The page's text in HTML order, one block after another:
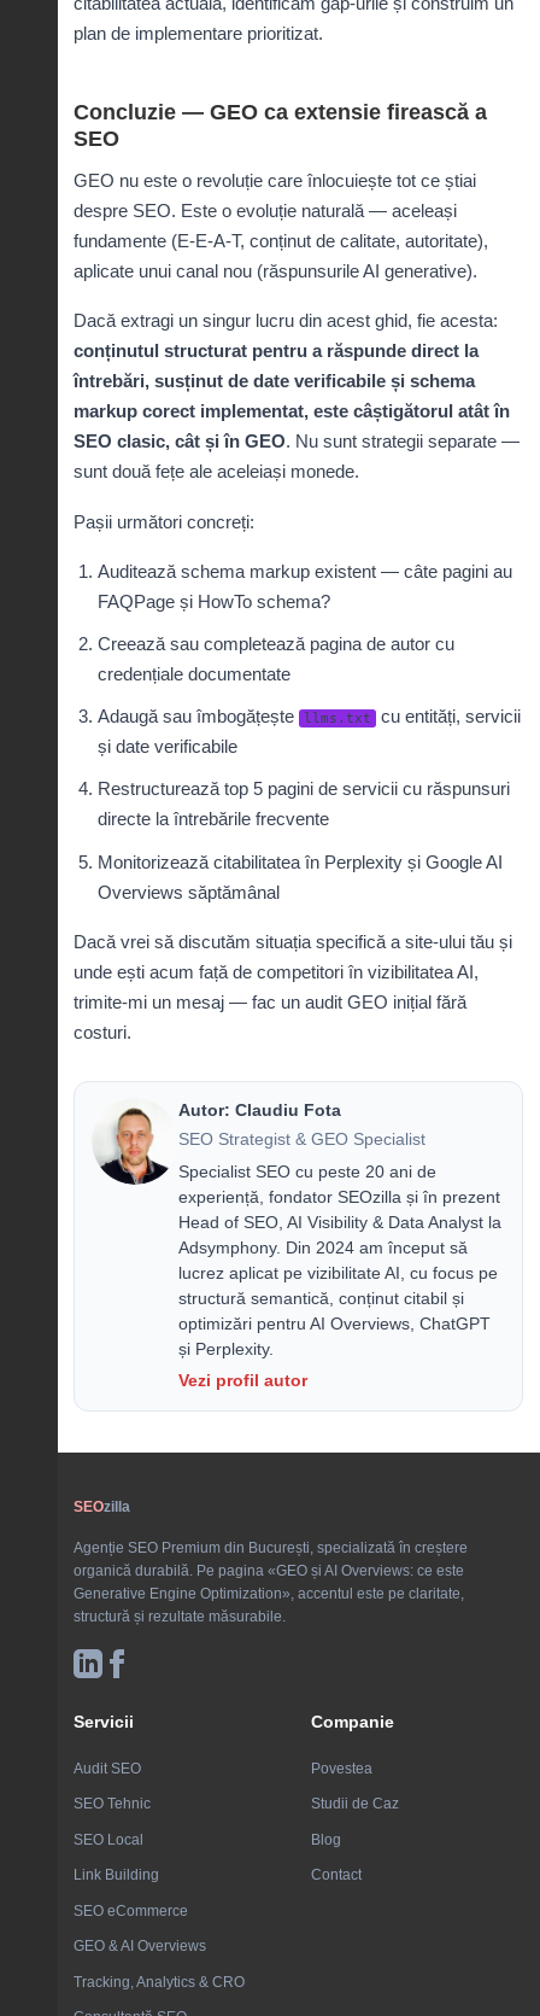
plan de implementare prioritizat.
Concluzie — GEO ca extensie firească a
SEO
GEO nu este o revoluție care înlocuiește tot ce știai
despre SEO. Este o evoluție naturală — aceleași
fundamente (E-E-A-T, conținut de calitate, autoritate),
aplicate unui canal nou (răspunsurile AI generative).
Dacă extragi un singur lucru din acest ghid, fie acesta:
conținutul structurat pentru a răspunde direct la
întrebări, susținut de date verificabile și schema
markup corect implementat, este câștigătorul atât în
SEO clasic, cât și în GEO. Nu sunt strategii separate —
sunt două fețe ale aceleiași monede.
Pașii următori concreți:
Auditeazăschema markup existent — câte pagini au
FAQPage și HowTo schema?
Creează sau completează pagina de autor cu
credențiale documentate
Adaugă sau îmbogățește llms.txt cu entități, servicii
și date verificabile
Restructurează top 5 pagini de servicii cu răspunsuri
directe la întrebările frecvente
Monitorizează citabilitatea în Perplexity și Google AI
Overviews săptămânal
Dacă vrei să discutăm situația specifică a site-ului tău și
unde ești acum față de competitori în vizibilitatea AI,
trimite-mi un mesaj — fac un audit GEO inițial fără
costuri.
Autor: Claudiu Fota
SEO Strategist & GEO Specialist
Specialist SEO cu peste 20 ani de
experiență, fondator SEOzilla și în prezent
Head of SEO, AI Visibility & Data Analyst la
Adsymphony. Din 2024 am început să
lucrez aplicat pe vizibilitate AI, cu focus pe
structură semantică, conținut citabil și
optimizări pentru AI Overviews, ChatGPT
și Perplexity.
Vezi profil autor
SEOzilla
Agenție SEO Premium din București, specializată în creștere
organică durabilă. Pe pagina «GEO și AI Overviews: ce este
Generative Engine Optimization», accentul este pe claritate,
structură și rezultate măsurabile.
Servicii
Audit SEO
SEO Tehnic
SEO Local
Link Building
SEO eCommerce
GEO & AI Overviews
Tracking, Analytics & CRO
Companie
Povestea
Studii de Caz
Blog
Contact